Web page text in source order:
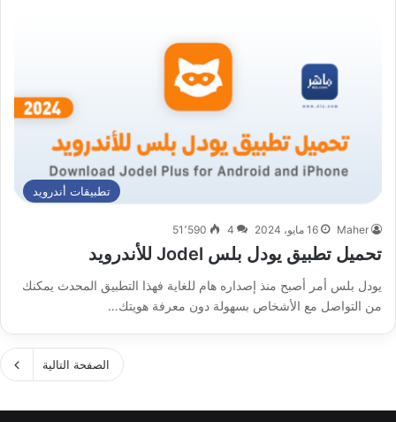
تطبيقات أندرويد
Maher 16 مايو، 2024 4 51٬590
تحميل تطبيق يودل بلس Jodel للأندرويد
يودل بلس أمر أصبح منذ إصداره هام للغاية فهذا التطبيق المحدث يمكنك
من التواصل مع الأشخاص بسهولة دون معرفة هويتك…
الصفحة التالية